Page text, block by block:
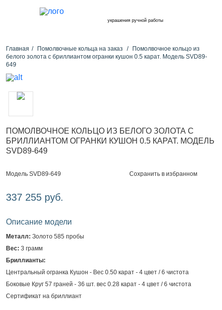
украшения ручной работы
Главная Помолвочные кольца на заказ
Помолвочное кольцо из
белого золота с бриллиантом огранки кушон 0.5 карат. Модель SVD89-
649
ПОМОЛВОЧНОЕ КОЛЬЦО ИЗ БЕЛОГО ЗОЛОТА С
БРИЛЛИАНТОМ ОГРАНКИ КУШОН 0.5 КАРАТ. МОДЕЛЬ
SVD89-649
Модель SVD89-649 Сохранить в избранном
337 255 руб.
Описание модели
Металл: Золото 585 пробы
Вес: 3 грамм
Бриллианты:
Центральный огранка Кушон - Вес 0.50 карат - 4 цвет / 6 чистота
Боковые Круг 57 граней - 36 шт. вес 0.28 карат - 4 цвет / 6 чистота
Сертификат на бриллиант